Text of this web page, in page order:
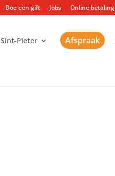
Doe een gift Jobs Online betaling
Sint-Pieter Afspraak